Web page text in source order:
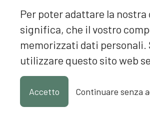
Per poter adattare la
significa, che il vostro
memorizzati dati personali.
utilizzare questo sito web
Accetto Continuare senza